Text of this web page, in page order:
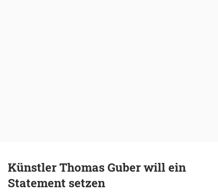
Künstler Thomas Guber will ein
Statement setzen